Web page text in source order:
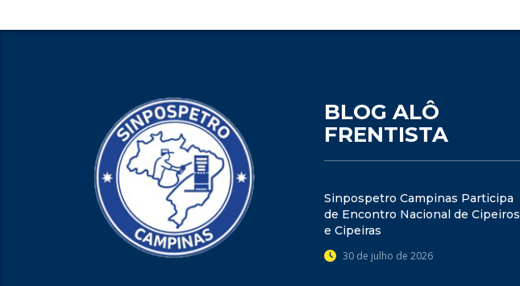
BLOG ALÔ
FRENTISTA
Sinpospetro Campinas Participa
de Encontro Nacional de Cipeiros
e Cipeiras
30 de julho de 2026